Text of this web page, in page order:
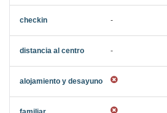
-
-